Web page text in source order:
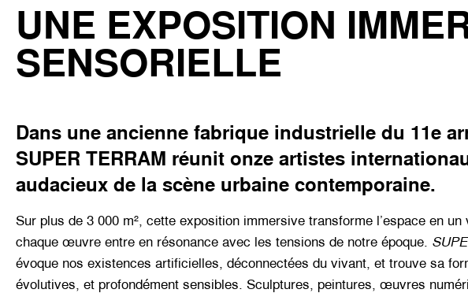
UNE EXPOSITION
SENSORIELLE
Dans une ancienne fabrique industrielle du 11e
SUPER TERRAM réunit onze artistes
audacieux de la scène urbaine contemporaine.
Sur plus de 3 000 m², cette exposition immersive transforme l’espace en
chaque œuvre entre en résonance avec les tensions de notre époque.
évoque nos existences artificielles, déconnectées du vivant, et trouve sa
évolutives, et profondément sensibles. Sculptures, peintures, œuvres